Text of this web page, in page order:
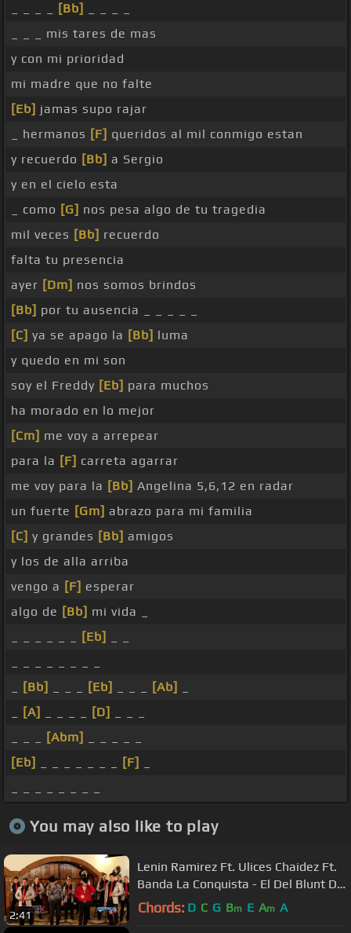
[Bb]
_ _ _ mis tares de mas
y con mi prioridad
mi madre que no falte
[Eb] jamas supo rajar
_ hermanos [F] queridos al mil conmigo estan
y recuerdo [Bb] a Sergio
y en el cielo esta
_ como [G] nos pesa algo de tu tragedia
mil veces [Bb] recuerdo
falta tu presencia
ayer [Dm] nos somos brindos
[Bb] por tu ausencia _ _ _ _ _
[C] ya se apago la [Bb] luma
y quedo en mi son
soy el Freddy [Eb] para muchos
ha morado en lo mejor
[Cm] me voy a arrepear
para la [F] carreta agarrar
me voy para la [Bb] Angelina 5,6,12 en radar
un fuerte [Gm] abrazo para mi familia
[C] y grandes [Bb] amigos
y los de alla arriba
vengo a [F] esperar
algo de [Bb] mi vida _
[Eb]
[Bb] [Eb] [Ab]
[A] [D]
[Abm]
[Eb]
[F]
You may also like to play
2:41
Lenin Ramirez Ft. Ulices Chaidez Ft.
Banda La Conquista - El Del Blunt De
Mot4 (En Vivo 2017)
Chords: D C G Bm E Am A